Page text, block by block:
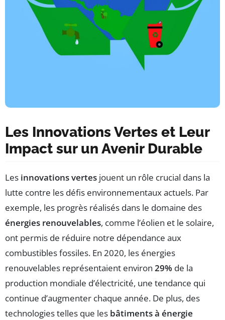
Les Innovations Vertes et Leur
Impact sur un Avenir Durable
Les innovations vertes jouent un rôle crucial dans la
lutte contre les défis environnementaux actuels. Par
exemple, les progrès réalisés dans le domaine des
énergies renouvelables, comme l’éolien et le solaire,
ont permis de réduire notre dépendance aux
combustibles fossiles. En 2020, les énergies
renouvelables représentaient environ 29% de la
production mondiale d’électricité, une tendance qui
continue d’augmenter chaque année. De plus, des
technologies telles que les bâtiments à énergie